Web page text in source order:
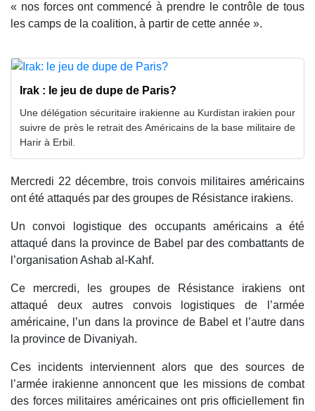
« nos forces ont commencé à prendre le contrôle de tous
les camps de la coalition, à partir de cette année ».
Irak : le jeu de dupe de Paris?
Une délégation sécuritaire irakienne au Kurdistan irakien pour
suivre de près le retrait des Américains de la base militaire de
Harir à Erbil.
Mercredi 22 décembre, trois convois militaires américains
ont été attaqués par des groupes de Résistance irakiens.
Un convoi logistique des occupants américains a été
attaqué dans la province de Babel par des combattants de
l’organisation Ashab al-Kahf.
Ce mercredi, les groupes de Résistance irakiens ont
attaqué deux autres convois logistiques de l’armée
américaine, l’un dans la province de Babel et l’autre dans
la province de Divaniyah.
Ces incidents interviennent alors que des sources de
l’armée irakienne annoncent que les missions de combat
des forces militaires américaines ont pris officiellement fin